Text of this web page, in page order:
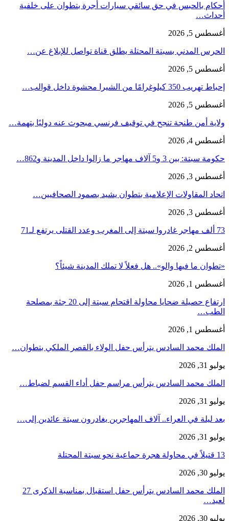
أحكام بالحبس في حق سائقي سيارات أجرة بتطوان على خلفية
أحداث…
أغسطس 5, 2026
الحرس المدني بسبتة المحتلة يطلق قناة تواصل للإبلاغ عن…
أغسطس 5, 2026
إحباط تهريب 350 كيلوغرامًا من الشيرا محشوة داخل قوالب…
أغسطس 5, 2026
ولاية أمن طنجة تنجح في توقيف فرنسي مبحوث عنه دوليًا بتهمة…
أغسطس 4, 2026
حكومة سبتة: بين 3 و5 آلاف مهاجر ما زالوا داخل المدينة و862…
أغسطس 3, 2026
اتحاد المقاولات الإعلامية بتطوان يشيد بصمود الصحافيين…
أغسطس 3, 2026
73 ألف مهاجر غادروا سبتة إلى المغرب وعدد القتلى يرتفع لـ71
أغسطس 2, 2026
«تطوان ما فيها والو».. هل فعلاً لا تملك المدينة شيئاً؟
أغسطس 1, 2026
ارتفاع حصيلة ضحايا محاولة اقتحام سبتة إلى 20 جثة بمصلحة
الطب…
أغسطس 1, 2026
الملك محمد السادس يترأس حفل الولاء بالقصر الملكي بتطوان…
يوليو 31, 2026
الملك محمد السادس يترأس مراسم حفل أداء القسم لضباط…
يوليو 31, 2026
بعد ليلة في العراء.. آلاف المهاجرين يغادرون سبتة عائدين إلى…
يوليو 31, 2026
13 قتيلاً في محاولة هجرة جماعية نحو سبتة المحتلة
يوليو 30, 2026
الملك محمد السادس يترأس حفل استقبال بمناسبة الذكرى 27
لعيد…
يوليو 30, 2026